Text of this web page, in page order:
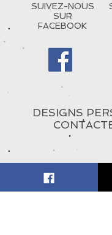
SUIVEZ-NOUS
SUR
FACEBOOK
DESIGNS
À